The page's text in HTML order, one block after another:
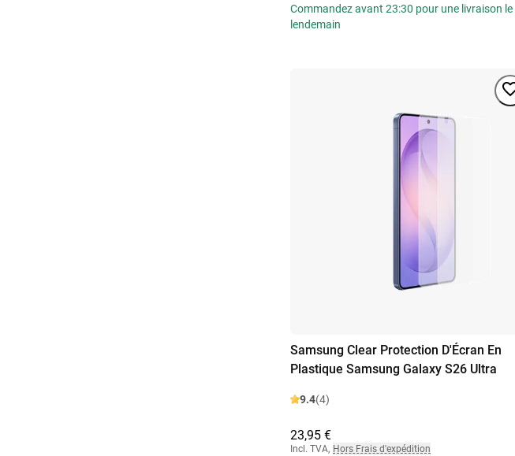
Commandez avant 23:30 pour une livraison le
lendemain
Samsung Clear Protection D'Écran En
Plastique Samsung Galaxy S26 Ultra
9.4(4)
23,95 €
Incl. TVA, Hors Frais d'expédition